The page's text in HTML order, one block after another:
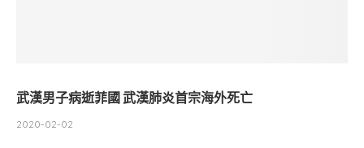
武漢男子病逝菲國 武漢肺炎首宗海外死亡
2020-02-02